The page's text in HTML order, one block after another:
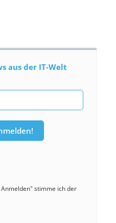
aus der IT-Welt
stimme ich der